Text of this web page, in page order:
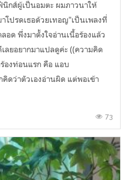
นิกส์ผู้เป็นอมตะ ผมภาวนาให้
โปรดเธอด้วยเทอญ"เป็นเพลงที่
อด พึ่งมาตั้งใจอ่านเนื้อร้องแล้ว
ลยอยากมาแปลดูค่ะ ((ความคิด
องท่อนแรก คือ แอบ
ดว่าตัวเองอ่านผิด แต่พอเข้า
73